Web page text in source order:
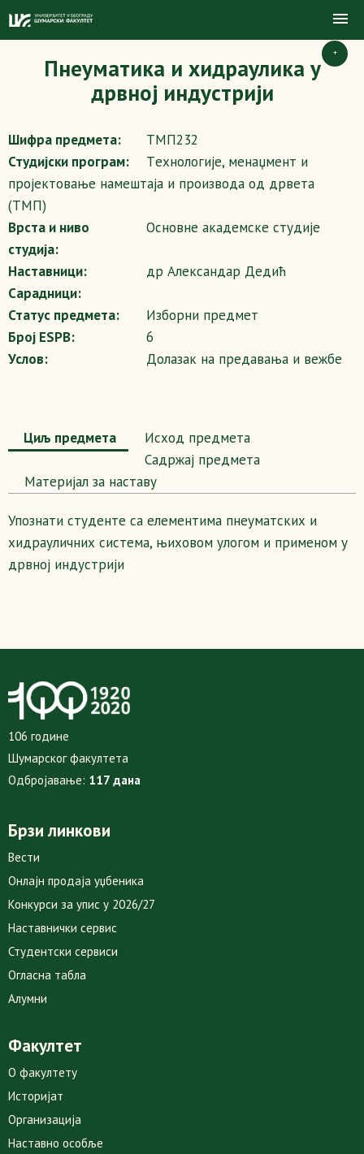
+
Пнеуматика и хидраулика у
дрвној индустрији
Шифра предмета:
ТМП232
Студијски програм:
Tехнологије, менаџмент и
пројектовање намештаја и производа од дрвета
(ТМП)
Врста и ниво
студија:
Основне академске студије
Наставници:
др Александар Дедић
Сарадници:
Статус предмета:
Изборни предмет
Број ESPB:
6
Услов:
Долазак на предавања и вежбе
Циљ предмета
Исход предмета
Садржај предмета
Maтеријал за наставу
Упознати студенте са елементима пнеуматских и
хидрауличних система, њиховом улогом и применом у
дрвној индустрији
106 године
Шумарског факултета
Одбројавање: 117 дана
Брзи линкови
Вести
Онлајн продаја уџбеника
Конкурси за упис у 2026/27
Наставнички сервис
Студентски сервиси
Огласна табла
Алумни
Факултет
О факултету
Историјат
Организација
Наставно особље